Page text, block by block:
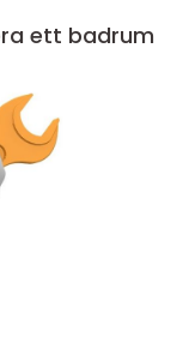
ett badrum